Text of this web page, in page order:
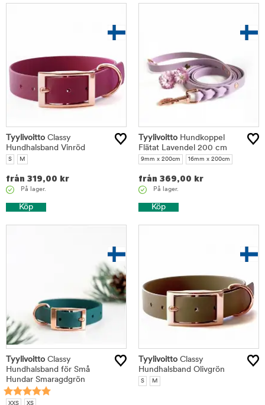
Tyylivoitto Classy
Hundhalsband Vinröd
S M
från 319,00 kr
På lager.
Köp
Tyylivoitto Hundkoppel
Flätat Lavendel 200 cm
9mm x 200cm 16mm x 200cm
från 369,00 kr
På lager.
Köp
Tyylivoitto Classy
Hundhalsband för Små
Hundar Smaragdgrön
XXS XS
Tyylivoitto Classy
Hundhalsband Olivgrön
S M